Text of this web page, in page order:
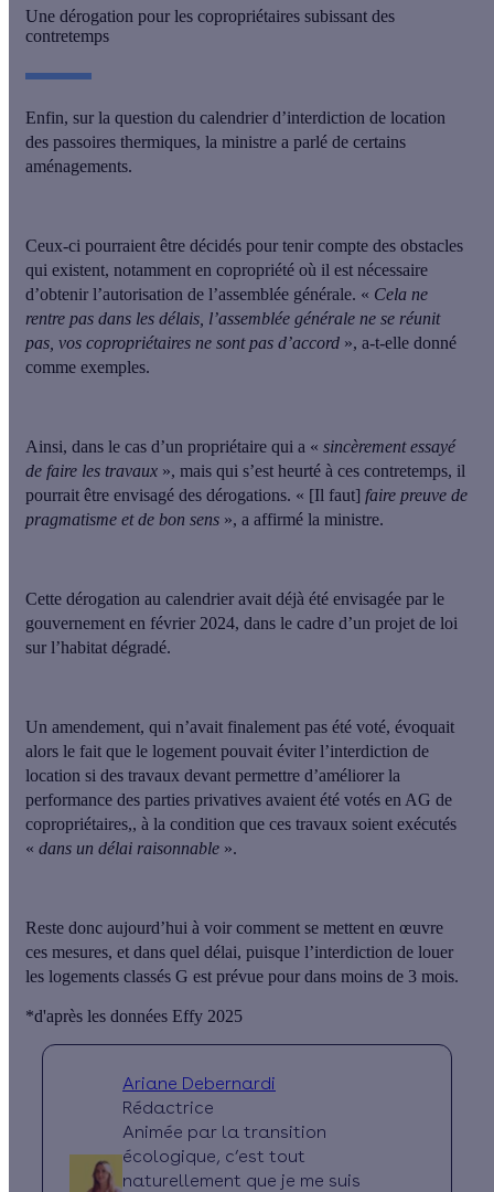
Une dérogation pour les copropriétaires subissant des
contretemps
Enfin, sur la question du calendrier d’interdiction de location
des passoires thermiques, la ministre a parlé de certains
aménagements.
Ceux-ci pourraient être décidés pour tenir compte des obstacles
qui existent, notamment en copropriété où il est nécessaire
d’obtenir l’autorisation de l’assemblée générale. « Cela ne
rentre pas dans les délais, l’assemblée générale ne se réunit
pas, vos copropriétaires ne sont pas d’accord », a-t-elle donné
comme exemples.
Ainsi, dans le cas d’un propriétaire qui a « sincèrement essayé
de faire les travaux », mais qui s’est heurté à ces contretemps, il
pourrait être envisagé des dérogations. « [Il faut] faire preuve de
pragmatisme et de bon sens », a affirmé la ministre.
Cette dérogation au calendrier avait déjà été envisagée par le
gouvernement en février 2024, dans le cadre d’un projet de loi
sur l’habitat dégradé.
Un amendement, qui n’avait finalement pas été voté, évoquait
alors le fait que le logement pouvait éviter l’interdiction de
location si des travaux devant permettre d’améliorer la
performance des parties privatives avaient été votés en AG de
copropriétaires,, à la condition que ces travaux soient exécutés
« dans un délai raisonnable ».
Reste donc aujourd’hui à voir comment se mettent en œuvre
ces mesures, et dans quel délai, puisque l’interdiction de louer
les logements classés G est prévue pour dans moins de 3 mois.
*d'après les données Effy 2025
Ariane Debernardi
Rédactrice
Animée par la transition
écologique, c’est tout
naturellement que je me suis